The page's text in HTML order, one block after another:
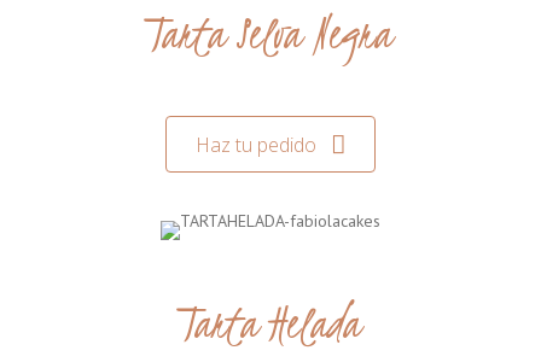
Tarta Selva Negra
Haz tu pedido
Tarta Helada